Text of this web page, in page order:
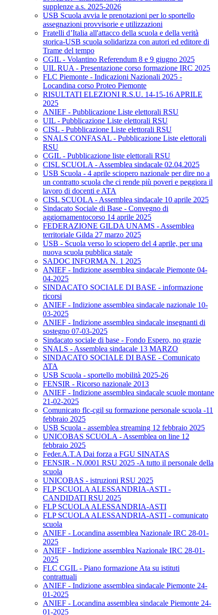
supplenze a.s. 2025-2026
USB Scuola avvia le prenotazioni per lo sportello
assegnazioni provvisorie e utilizzazioni
Fratelli d’Italia all'attacco della scuola e della verità
storica-USB scuola solidarizza con autori ed editore di
Trame del tempo
CGIL - Volantino Referendum 8 e 9 giugno 2025
UIL RUA - Presentazione corso formazione IRC 2025
FLC Piemonte - Indicazioni Nazionali 2025 -
Locandina corso Proteo Piemonte
RISULTATI ELEZIONI R.S.U. 14-15-16 APRILE
2025
ANIEF - Pubblicazione Liste elettorali RSU
UIL - Pubblicazione Liste elettorali RSU
CISL - Pubblicazione Liste elettorali RSU
SNALS CONFASAL - Pubblicazione Liste elettorali
RSU
CGIL - Pubblicazione liste elettorali RSU
CISL SCUOLA - Assemblea sindacale 02.04.2025
USB Scuola - 4 aprile sciopero nazionale per dire no a
un contratto scuola che ci rende più poveri e peggiora il
lavoro di docenti e ATA
CISL SCUOLA - Assemblea sindacale 10 aprile 2025
Sindacato Sociale di Base - Convegno di
aggiornamentocorso 14 aprile 2025
FEDERAZIONE GILDA UNAMS - Assemblea
territoriale Gilda 27 marzo 2025
USB - Scuola verso lo sciopero del 4 aprile, per una
nuova scuola pubblica statale
SADOC INFORMA N. 1 2025
ANIEF - Indizione assemblea sindacale Piemonte 04-
04-2025
SINDACATO SOCIALE DI BASE - informazione
ricorsi
ANIEF - Indizione assemblea sindacale nazionale 10-
03-2025
ANIEF - Indizione assemblea sindacale insegnanti di
sostegno 07-03-2025
Sindacato sociale di base - Fondo Espero, no grazie
SNALS - Assemblea sindacale 13 MARZO
SINDACATO SOCIALE DI BASE - Comunicato
ATA
USB Scuola - sportello mobilità 2025-26
FENSIR - Ricorso nazionale 2013
ANIEF - Indizione assemblea sindacale scuole montane
21-02-2025
Comunicato flc-cgil su formazione personale scuola -11
febbraio 2025
USB Scuola - assemblea streaming 12 febbraio 2025
UNICOBAS SCUOLA - Assemblea on line 12
febbraio 2025
Feder.A.T.A Dai forza a FGU SINATAS
FENSIR - N.0001 RSU 2025 -A tutto il personale della
scuola
UNICOBAS - istruzioni RSU 2025
FLP SCUOLA ALESSANDRIA-ASTI -
CANDIDATI RSU 2025
FLP SCUOLA ALESSANDRIA-ASTI
FLP SCUOLA ALESSANDRIA-ASTI - comunicato
scuola
ANIEF - Locandina assemblea Nazionale IRC 28-01-
2025
ANIEF - Indizione assemblea Nazionale IRC 28-01-
2025
FLC CGIL - Piano formazione Ata su istituti
contrattuali
ANIEF - Indizione assemblea sindacale Piemonte 24-
01-2025
ANIEF - Locandina assemblea sindacale Piemonte 24-
01-2025